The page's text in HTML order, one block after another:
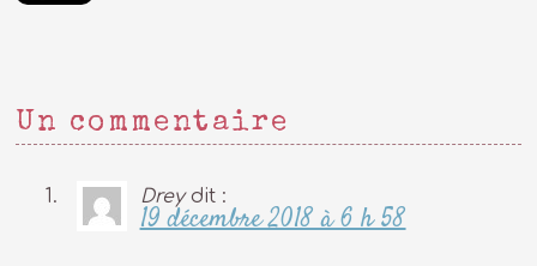
Un commentaire
Drey dit :
19 décembre 2018 à 6 h 58